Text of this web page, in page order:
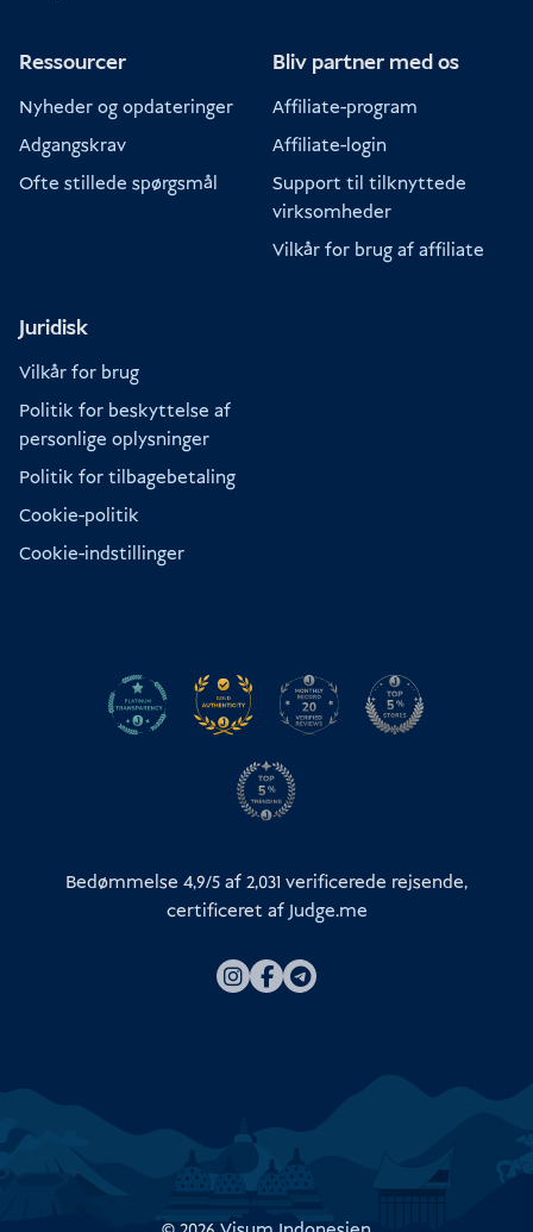
Ressourcer
Nyheder og opdateringer
Adgangskrav
Ofte stillede spørgsmål
Bliv partner med os
Affiliate-program
Affiliate-login
Support til tilknyttede
virksomheder
Vilkår for brug af affiliate
Juridisk
Vilkår for brug
Politik for beskyttelse af
personlige oplysninger
Politik for tilbagebetaling
Cookie-politik
Cookie-indstillinger
Bedømmelse 4,9/5 af2,031 verificerede rejsende,
certificeret afJudge.me